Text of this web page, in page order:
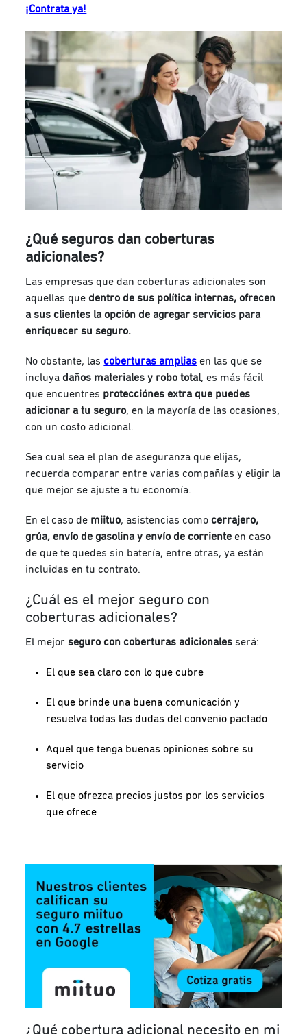
¡Contrata ya!
¿Qué seguros dan coberturas
adicionales?
Las empresas que dan coberturas adicionales son
aquellas quedentro de sus política internas, ofrecen
a sus clientes la opción de agregar servicios para
enriquecer su seguro.
No obstante, lascoberturas amplias en las que se
incluyadaños materiales y robo total, es más fácil
que encuentres protecciónes extra que puedes
adicionar a tu seguro, en la mayoría de las ocasiones,
con un costo adicional.
Sea cual sea el plan de aseguranza que elijas,
recuerda comparar entre varias compañías y eligir la
que mejor se ajuste a tu economía.
En el caso de miituo, asistencias comocerrajero,
grúa, envío de gasolina y envío de corrienteen caso
de que te quedes sin batería, entre otras, ya están
incluidas en tu contrato.
¿Cuál es el mejor seguro con
coberturas adicionales?
El mejorseguro con coberturas adicionales será:
El que sea claro con lo que cubre
El que brinde una buena comunicación y
resuelva todas las dudas del convenio pactado
Aquel que tenga buenas opiniones sobre su
servicio
El que ofrezca precios justos por los servicios
que ofrece
¿Qué cobertura adicional necesito en mi